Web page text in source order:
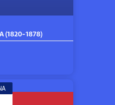
(1820-1878)